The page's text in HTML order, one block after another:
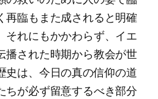
再臨もまた成されると明確
それにもかかわらず、イエ
播された時期から教会が世
史は、今日の真の信仰の道
ちが必ず留意するべき部分